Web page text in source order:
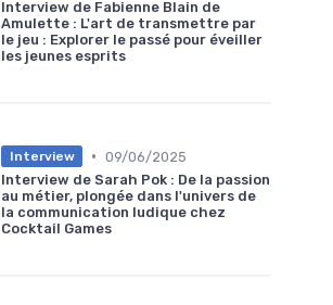
Interview de Fabienne Blain de
Amulette : L'art de transmettre par
le jeu : Explorer le passé pour éveiller
les jeunes esprits
Interview • 09/06/2025
Interview de Sarah Pok : De la passion
au métier, plongée dans l'univers de
la communication ludique chez
Cocktail Games